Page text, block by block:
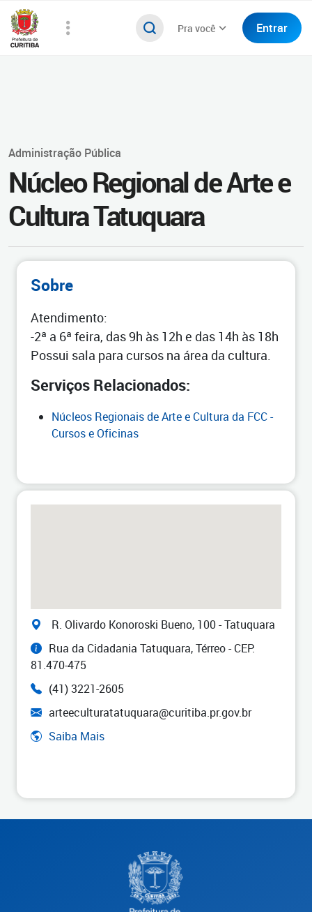
Pra você Entrar
Administração Pública
Núcleo Regional de Arte e
Cultura Tatuquara
Sobre
Atendimento:
-2ª a 6ª feira, das 9h às 12h e das 14h às 18h
Possui sala para cursos na área da cultura.
Serviços Relacionados:
Núcleos Regionais de Arte e Cultura da FCC -
Cursos e Oficinas
R. Olivardo Konoroski Bueno, 100 - Tatuquara
Rua da Cidadania Tatuquara, Térreo - CEP:
81.470-475
(41) 3221-2605
arteeculturatatuquara@curitiba.pr.gov.br
Saiba Mais